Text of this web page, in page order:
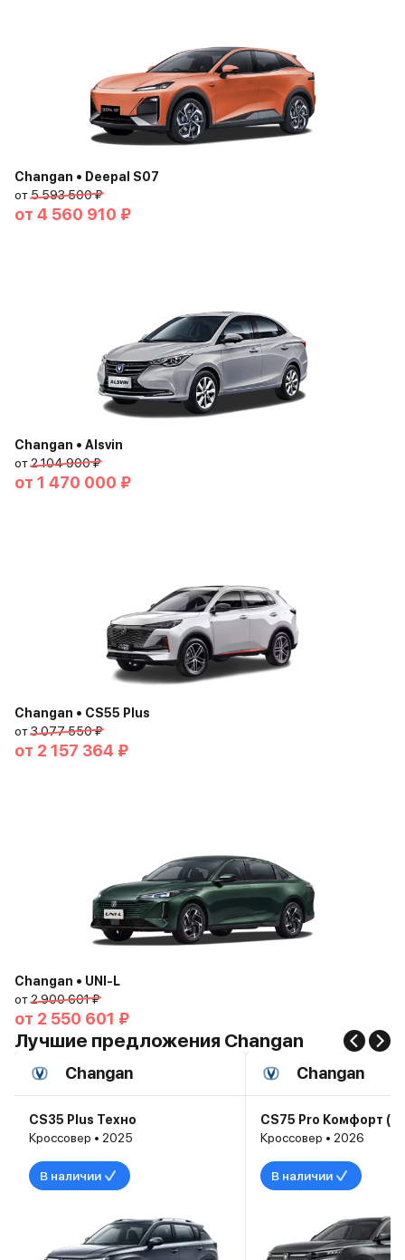
Changan • Deepal S07
от5 593 500 ₽
от 4 560 910 ₽
Changan • Alsvin
от2 104 900 ₽
от 1 470 000 ₽
Changan • CS55 Plus
от3 077 550 ₽
от 2 157 364 ₽
Changan • UNI-L
от2 900 601 ₽
от 2 550 601 ₽
Лучшие предложения Changan
Changan
CS35 Plus Техно
Кроссовер • 2025
В наличии
Changan
CS75 Pro Комфорт
Кроссовер • 2026
В наличии